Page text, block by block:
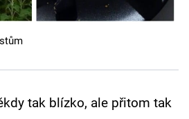
tak blízko, ale přitom tak